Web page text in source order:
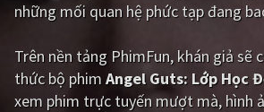
Âu - Mỹ Trung
Hàn Quốc Nhật Bản
Ấn Độ Việt Nam
những mối quan hệ phức tạp đang
Trên nền tảng PhimFun, khán giả sẽ
thức bộ phim Angel Guts: Lớp Học
xem phim trực tuyến mượt mà, hình